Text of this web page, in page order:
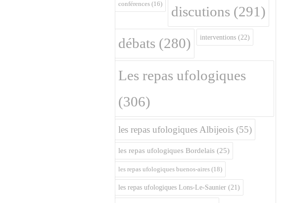
conférences (16) discutions (291)
débats (280) interventions (22)
Les repas ufologiques
(306)
les repas ufologiques Albijeois (55)
les repas ufologiques Bordelais (25)
les repas ufologiques buenos-aires (18)
les repas ufologiques Lons-Le-Saunier (21)